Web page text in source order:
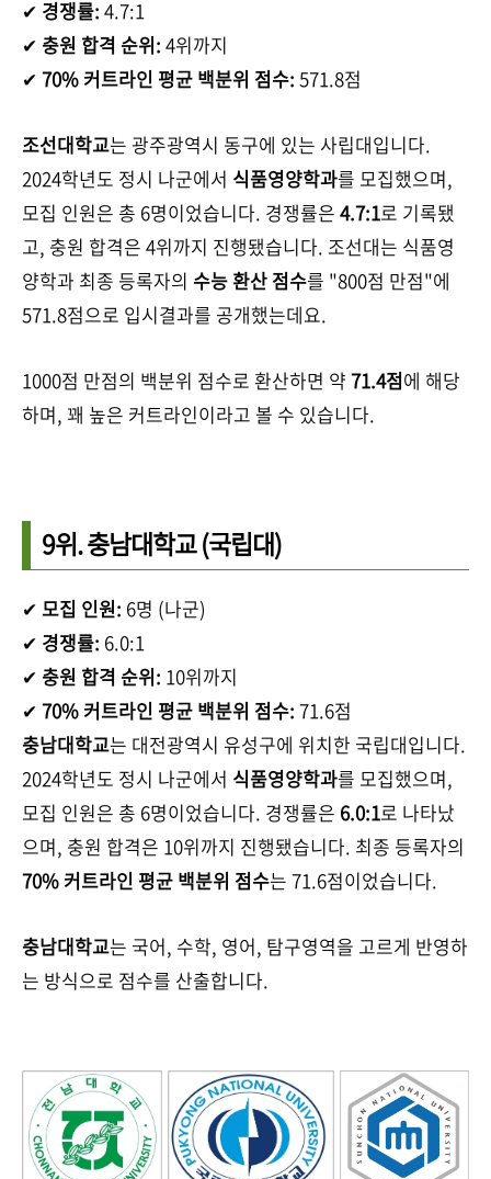
✔ 경쟁률: 4.7:1
✔ 충원 합격 순위: 4위까지
✔ 70% 커트라인 평균 백분위 점수: 571.8점
조선대학교는 광주광역시 동구에 있는 사립대입니다.
2024학년도 정시 나군에서 식품영양학과를 모집했으며,
모집 인원은 총 6명이었습니다. 경쟁률은 4.7:1로 기록됐
고, 충원 합격은 4위까지 진행됐습니다. 조선대는 식품영
양학과 최종 등록자의 수능 환산 점수를 "800점 만점"에
571.8점으로 입시결과를 공개했는데요.
1000점 만점의 백분위 점수로 환산하면 약 71.4점에 해당
하며, 꽤 높은 커트라인이라고 볼 수 있습니다.
9위.충남대학교(국립대)
✔ 모집 인원: 6명 (나군)
✔ 경쟁률: 6.0:1
✔ 충원 합격 순위: 10위까지
✔ 70% 커트라인 평균 백분위 점수: 71.6점
충남대학교는 대전광역시 유성구에 위치한 국립대입니다.
2024학년도 정시 나군에서 식품영양학과를 모집했으며,
모집 인원은 총 6명이었습니다. 경쟁률은 6.0:1로 나타났
으며, 충원 합격은 10위까지 진행됐습니다. 최종 등록자의
70% 커트라인 평균 백분위 점수는 71.6점이었습니다.
충남대학교는 국어, 수학, 영어, 탐구영역을 고르게 반영하
는 방식으로 점수를 산출합니다.